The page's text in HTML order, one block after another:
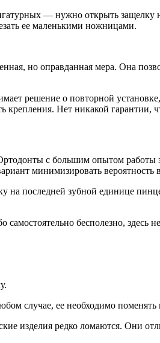
— нужно открыть
ее маленькими ножницами.
но оправданная мера. Она
решение о повторной
крепления. Нет никакой гарантии,
с большим опытом работы
минимизировать вероятность
на последней зубной единице
бесполезно,
случае, ее необходимо поменять
изделия редко ломаются. Они